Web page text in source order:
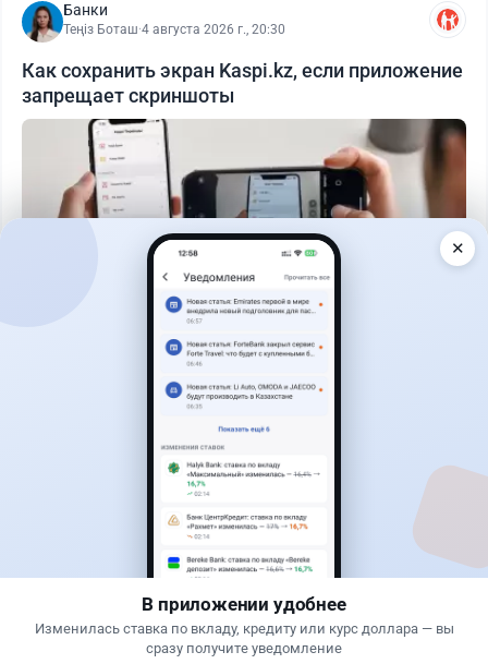
Банки
Теңіз Боташ·4 августа 2026 г., 20:30
Как сохранить экран Kaspi.kz, если приложение
запрещает скриншоты
21
5 августа 2026 г., 13:10
Alatau City Bank разыгрывает 33 млн тенге:
какие условия скрываются в правилах акции
✕
В приложении удобнее
Изменилась ставка по вкладу, кредиту или курс доллара — вы
сразу получите уведомление